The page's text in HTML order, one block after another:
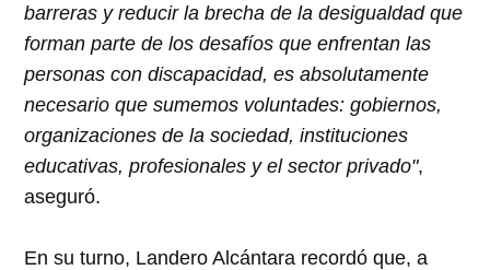
barreras y reducir la brecha de la desigualdad que
forman parte de los desafíos que enfrentan las
personas con discapacidad, es absolutamente
necesario que sumemos voluntades: gobiernos,
organizaciones de la sociedad, instituciones
educativas, profesionales y el sector privado",
aseguró.
En su turno, Landero Alcántara recordó que, a